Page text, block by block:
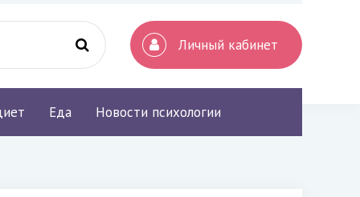
Личный кабинет
Еда Новости психологии